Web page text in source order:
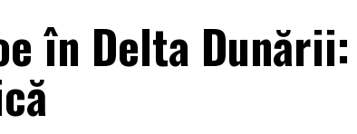
în Delta Dunării: